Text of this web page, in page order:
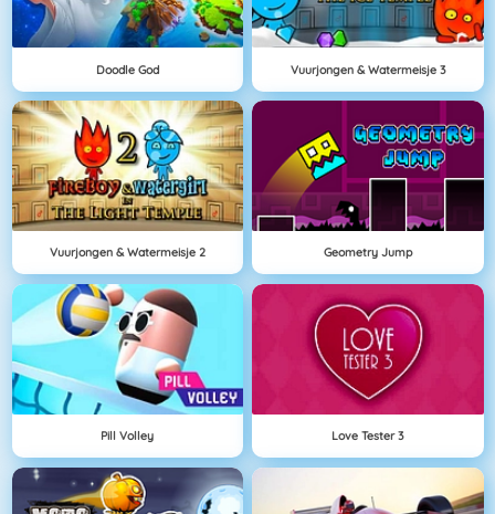
Doodle God Vuurjongen & Watermeisje 3
Vuurjongen & Watermeisje 2 Geometry Jump
Pill Volley Love Tester 3